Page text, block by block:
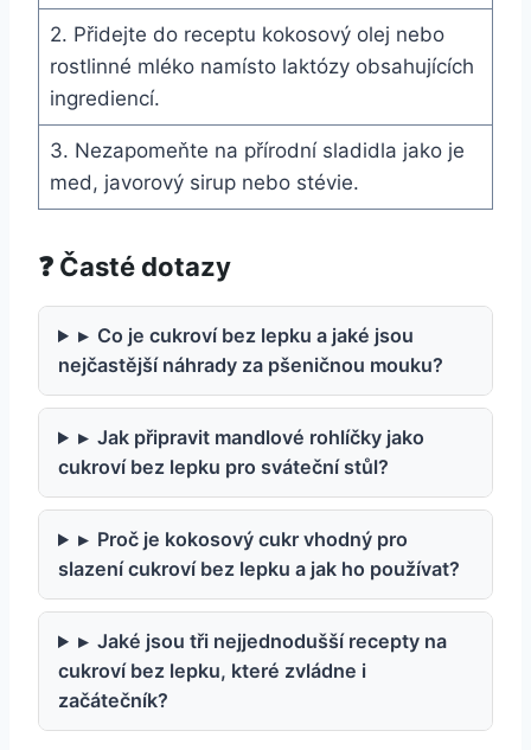
2. Přidejte ‍do receptu kokosový olej nebo
rostlinné mléko ⁤namísto laktózy obsahujících
ingrediencí.
3. Nezapomeňte na přírodní ​sladidla jako⁤ je
med,‌ javorový sirup nebo stévie.
❓ Časté dotazy
▸ Co je cukroví bez lepku a jaké jsou
nejčastější náhrady za pšeničnou mouku?
▸ Jak připravit mandlové rohlíčky jako
cukroví bez lepku pro sváteční stůl?
▸ Proč je kokosový cukr vhodný pro
slazení cukroví bez lepku a jak ho používat?
▸ Jaké jsou tři nejjednodušší recepty na
cukroví bez lepku, které zvládne i
začátečník?